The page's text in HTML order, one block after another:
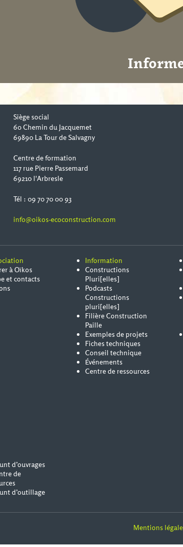
Siège social
60 Chemin du Jacquemet
69890 La Tour de Salvagny
Centre de formation
117 rue Pierre Passemard
69210 l'Arbresle
Tél : 09 70 70 00 93
info@oikos-ecoconstruction.com
à Oïkos
et contacts
Information
Constructions
Pluri[elles]
Podcasts
Constructions
pluri[elles]
Filière Construction
Paille
Exemples de projets
Fiches techniques
Conseil technique
Événements
Centre de ressources
d’ouvrages
de
d’outillage
Mentions